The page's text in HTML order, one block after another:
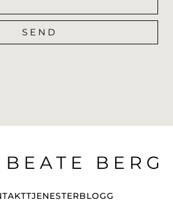
SEND
TJENESTERBLOGG